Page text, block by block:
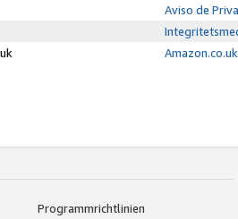
Aviso de
Programmrichtlinien